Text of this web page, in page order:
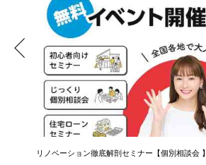
リノベーション徹底解剖セミナー【個別相談会 】